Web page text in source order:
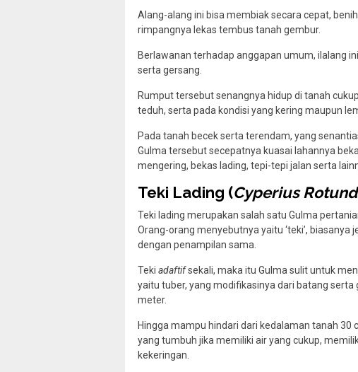
Alang-alang ini bisa membiak secara cepat,
rimpangnya lekas tembus tanah gembur.
Berlawanan terhadap anggapan umum, ilalang
serta gersang.
Rumput tersebut senangnya hidup di tanah
teduh, serta pada kondisi yang kering maupun
Pada tanah becek serta terendam, yang
Gulma tersebut secepatnya kuasai lahannya
mengering, bekas lading, tepi-tepi jalan serta
Teki Lading (Cyperius
Teki lading merupakan salah satu Gulma
Orang-orang menyebutnya yaitu ‘teki’, biasanya
dengan penampilan sama.
Teki adaftifsekali, maka itu Gulma sulit untuk
yaitu tuber, yang modifikasinya dari batang
meter.
Hingga mampu hindari dari kedalaman tanah 30
yang tumbuh jika memiliki air yang cukup,
kekeringan.